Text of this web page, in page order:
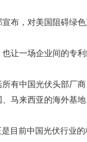
布，对美国阻碍绿
让一场企业间的专
有中国光伏头部厂
马来西亚的海外基地
目前中国光伏行业的